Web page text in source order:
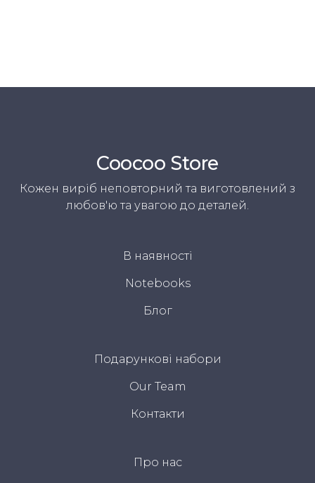
Coocoo Store
Кожен виріб неповторний та виготовлений з
любов'ю та увагою до деталей.
В наявності
Notebooks
Блог
Подарункові набори
Our Team
Контакти
Про нас